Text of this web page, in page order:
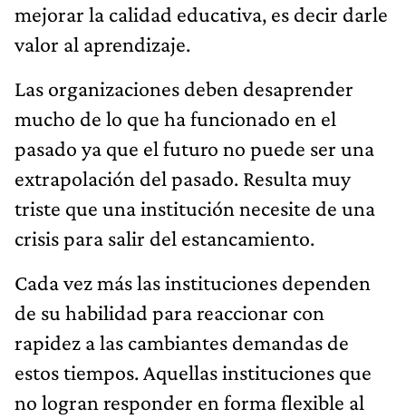
mejorar la calidad educativa, es decir darle
valor al aprendizaje.
Las organizaciones deben desaprender
mucho de lo que ha funcionado en el
pasado ya que el futuro no puede ser una
extrapolación del pasado. Resulta muy
triste que una institución necesite de una
crisis para salir del estancamiento.
Cada vez más las instituciones dependen
de su habilidad para reaccionar con
rapidez a las cambiantes demandas de
estos tiempos. Aquellas instituciones que
no logran responder en forma flexible al